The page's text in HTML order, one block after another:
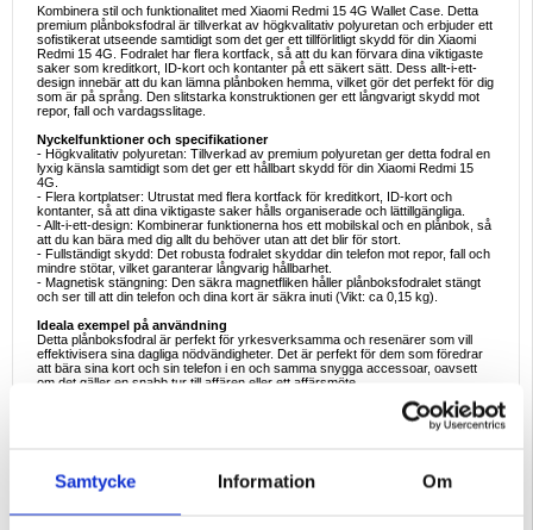
Samtycke Information Om
Kombinera stil och funktionalitet med Xiaomi Redmi 15 4G Wallet Case. Detta
premium plånboksfodral är tillverkat av högkvalitativ polyuretan och erbjuder ett
sofistikerat utseende samtidigt som det ger ett tillförlitligt skydd för din Xiaomi
Redmi 15 4G. Fodralet har flera kortfack, så att du kan förvara dina viktigaste
saker som kreditkort, ID-kort och kontanter på ett säkert sätt. Dess allt-i-ett-
design innebär att du kan lämna plånboken hemma, vilket gör det perfekt för dig
som är på språng. Den slitstarka konstruktionen ger ett långvarigt skydd mot
repor, fall och vardagsslitage.
Nyckelfunktioner och specifikationer
- Högkvalitativ polyuretan: Tillverkad av premium polyuretan ger detta fodral en
lyxig känsla samtidigt som det ger ett hållbart skydd för din Xiaomi Redmi 15
4G.
- Flera kortplatser: Utrustat med flera kortfack för kreditkort, ID-kort och
kontanter, så att dina viktigaste saker hålls organiserade och lättillgängliga.
- Allt-i-ett-design: Kombinerar funktionerna hos ett mobilskal och en plånbok, så
att du kan bära med dig allt du behöver utan att det blir för stort.
- Fullständigt skydd: Det robusta fodralet skyddar din telefon mot repor, fall och
mindre stötar, vilket garanterar långvarig hållbarhet.
- Magnetisk stängning: Den säkra magnetfliken håller plånboksfodralet stängt
och ser till att din telefon och dina kort är säkra inuti (Vikt: ca 0,15 kg).
Ideala exempel på användning
Detta plånboksfodral är perfekt för yrkesverksamma och resenärer som vill
effektivisera sina dagliga nödvändigheter. Det är perfekt för dem som föredrar
att bära sina kort och sin telefon i en och samma snygga accessoar, oavsett
om det gäller en snabb tur till affären eller ett affärsmöte.
Om du letar efter ett snyggt och funktionellt sätt att skydda din Xiaomi Redmi 15
Plånboksfodral har blivit populära för sin förmåga att kombinera skydd och